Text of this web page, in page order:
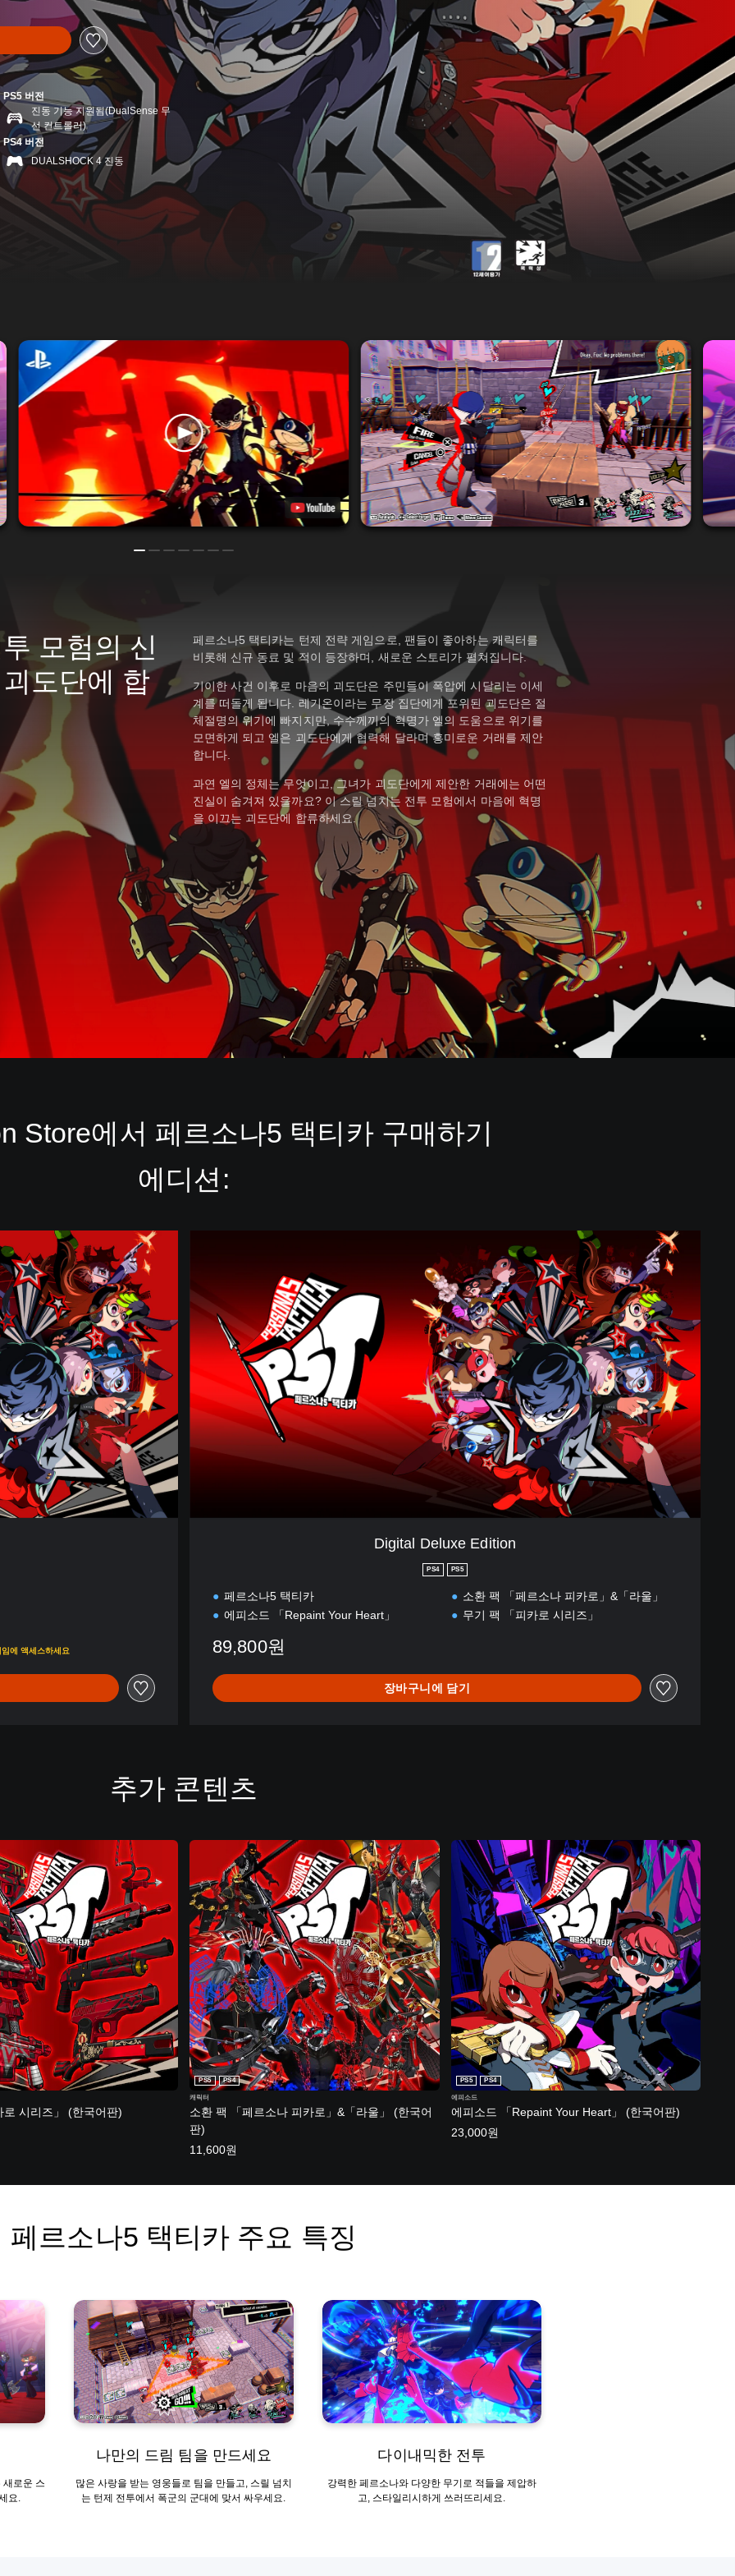
PS5 버전
진동 기능 지원됨(DualSense 무
선 컨트롤러)
PS4 버전
DUALSHOCK 4 진동
모험의 신
도단에 합
페르소나5 택티카는 턴제 전략 게임으로, 팬들이 좋아하는 캐릭터를
비롯해 신규 동료 및 적이 등장하며, 새로운 스토리가 펼쳐집니다.
기이한 사건 이후로 마음의 괴도단은 주민들이 폭압에 시달리는 이세
계를 떠돌게 됩니다. 레기온이라는 무장 집단에게 포위된 괴도단은 절
체절명의 위기에 빠지지만, 수수께끼의 혁명가 엘의 도움으로 위기를
모면하게 되고 엘은 괴도단에게 협력해 달라며 흥미로운 거래를 제안
합니다.
과연 엘의 정체는 무엇이고, 그녀가 괴도단에게 제안한 거래에는 어떤
진실이 숨겨져 있을까요? 이 스릴 넘치는 전투 모험에서 마음에 혁명
을 이끄는 괴도단에 합류하세요.
Store에서 페르소나5 택티카 구매하기
에디션:
에 액세스하세요
i
x
e
Digital Deluxe Edition
PS4 PS5
페르소나5 택티카
에피소드 「Repaint Your Heart」
소환 팩 「페르소나 피카로」&「라울」
무기 팩 「피카로 시리즈」
89,800원
장바구니에 담기
추가 콘텐츠
로 시리즈」 (한국어판)
소환 팩 「페르소나 피카로」&「라울」 (한국어
판)
PS5 PS4
캐릭터
11,600원
에피소드 「Repaint Your Heart」 (한국어판)
PS5 PS4
에피소드
23,000원
페르소나5 택티카 주요 특징
새로운 스
요.
나만의 드림 팀을 만드세요
많은 사랑을 받는 영웅들로 팀을 만들고, 스릴 넘치
는 턴제 전투에서 폭군의 군대에 맞서 싸우세요.
다이내믹한 전투
강력한 페르소나와 다양한 무기로 적들을 제압하
고, 스타일리시하게 쓰러뜨리세요.